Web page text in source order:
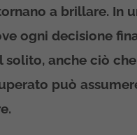
a brillare. In
ogni decisione
solito, anche ciò che
può